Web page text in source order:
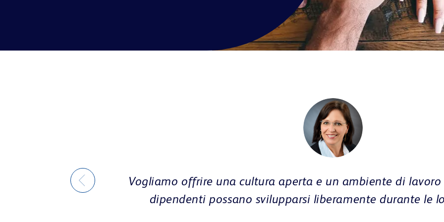
in cui tutti i nostri
Inclusione, diversità e uguaglianza sono valori
quotidianamente. Incoraggiamo tutti a partecipare